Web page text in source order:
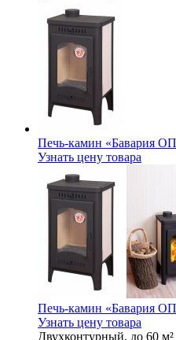
Печь-камин «Бавария
Узнать цену товара
Печь-камин «Бавария
Узнать цену товара
Двухконтурный, до 60 м²